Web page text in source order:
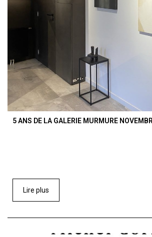
5 ANS DE LA GALERIE MURMURE
Lire plus